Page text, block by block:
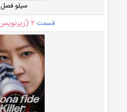
سیلو فصل ۳
قسمت ۲ (زیرنویس)